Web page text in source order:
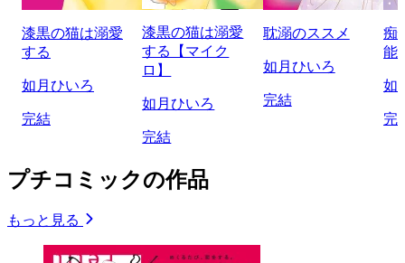
漆黒の猫は溺愛
する
如月ひいろ
完結
漆黒の猫は溺愛
する【マイク
ロ】
如月ひいろ
完結
耽溺のススメ
如月ひいろ
完結
痴
能
如
完
プチコミックの作品
もっと見る